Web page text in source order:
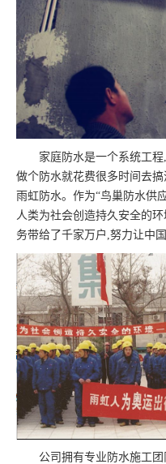
家庭防水是一个系统工
做个防水就花费很多时间去
雨虹防水。作为“鸟巢防水供
人类为社会创造持久安全的
务带给了千家万户,努力让中
公司拥有专业防水施工